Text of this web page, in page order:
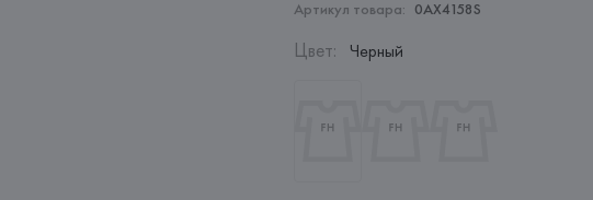
Артикул товара: 0AX4158S
Цвет: Черный